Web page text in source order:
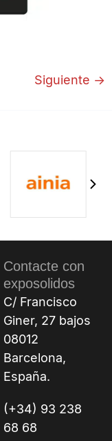
Siguiente →
Contacte con
exposolidos
C/ Francisco
Giner, 27 bajos
08012
Barcelona,
España.
(+34) 93 238
68 68